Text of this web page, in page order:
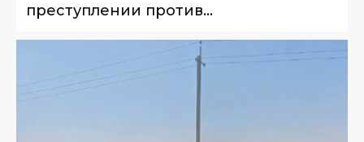
преступлении против